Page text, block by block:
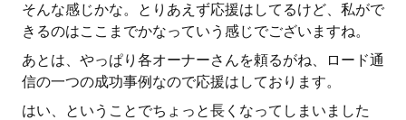
そんな感じかな。とりあえず応援はしてるけど、私がで
きるのはここまでかなっていう感じでございますね。
あとは、やっぱり各オーナーさんを頼るがね、ロード通
信の一つの成功事例なので応援はしております。
はい、ということでちょっと長くなってしまいました